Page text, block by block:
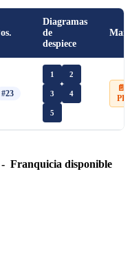
Diagramas
de
despiece
#23
1 2
3 4
5
📄
- Franquicia disponible